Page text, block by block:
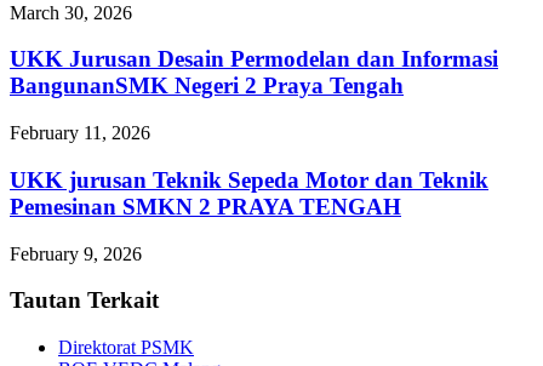
March 30, 2026
UKK Jurusan Desain Permodelan dan Informasi
BangunanSMK Negeri 2 Praya Tengah
February 11, 2026
UKK jurusan Teknik Sepeda Motor dan Teknik
Pemesinan SMKN 2 PRAYA TENGAH
February 9, 2026
Tautan Terkait
Direktorat PSMK